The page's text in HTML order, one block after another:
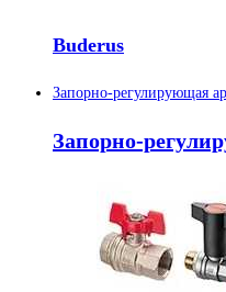
Buderus
Запорно-регулирующая
Запорно-